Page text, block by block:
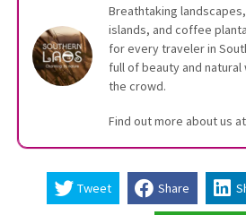
Breathtaking
islands, and coffee
for every traveler in
full of beauty and
the crowd.
Find out more about us at
Tweet Share